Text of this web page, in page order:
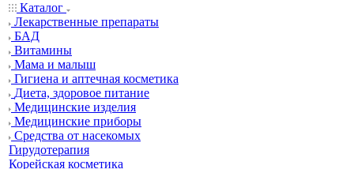
Каталог
Лекарственные препараты
БАД
Витамины
Мама и малыш
Гигиена и аптечная косметика
Диета, здоровое питание
Медицинские изделия
Медицинские приборы
Средства от насекомых
Гирудотерапия
Корейская косметика